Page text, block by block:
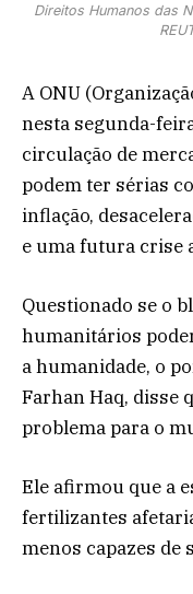
Direitos Humanos das
A ONU
nesta segunda-
circulação de
podem ter sérias
inflação,
e uma futura crise
Questionado se o
humanitários
a humanidade, o
Farhan Haq, disse
problema para o
Ele afirmou que a
fertilizantes
menos capazes